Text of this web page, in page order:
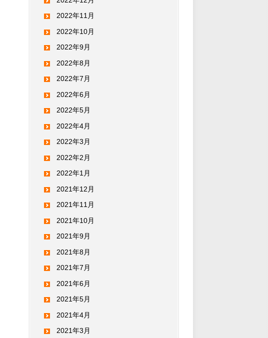
2022年11月
2022年10月
2022年9月
2022年8月
2022年7月
2022年6月
2022年5月
2022年4月
2022年3月
2022年2月
2022年1月
2021年12月
2021年11月
2021年10月
2021年9月
2021年8月
2021年7月
2021年6月
2021年5月
2021年4月
2021年3月